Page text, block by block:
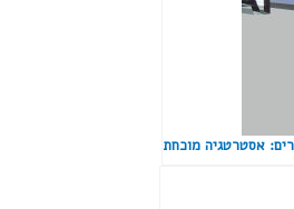
אסטרטגיה מוכחת